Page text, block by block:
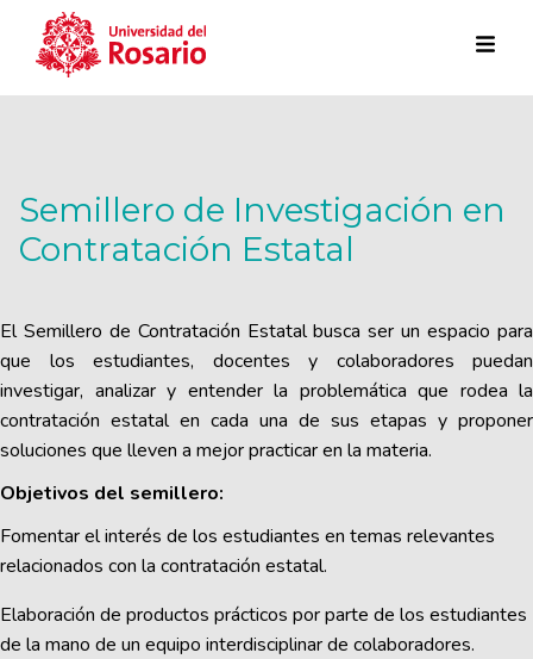
Semillero de Investigación en
Contratación Estatal
El Semillero de Contratación Estatal busca ser un espacio para
que los estudiantes, docentes y colaboradores puedan
investigar, analizar y entender la problemática que rodea la
contratación estatal en cada una de sus etapas y proponer
soluciones que lleven a mejor practicar en la materia.
Objetivos del semillero:
Fomentar el interés de los estudiantes en temas relevantes
relacionados con la contratación estatal.
Elaboración de productos prácticos por parte de los estudiantes
de la mano de un equipo interdisciplinar de colaboradores.